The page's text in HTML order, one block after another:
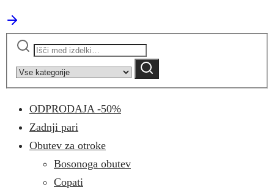
Išči:
by
Iskanje
ODPRODAJA -50%
Zadnji pari
Obutev za otroke
Bosonoga obutev
Copati